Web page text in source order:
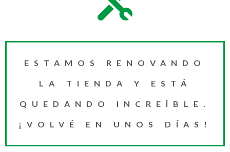
ESTAMOS RENOVANDO
LA TIENDA Y ESTÁ
QUEDANDO INCREÍBLE.
¡VOLVÉ EN UNOS DÍAS!